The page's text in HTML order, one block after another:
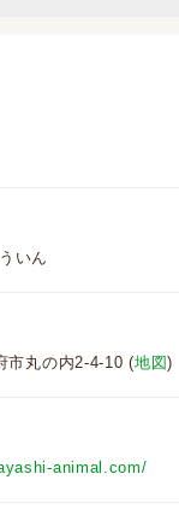
いん
市丸の内2-4-10 (地図)
animal.com/